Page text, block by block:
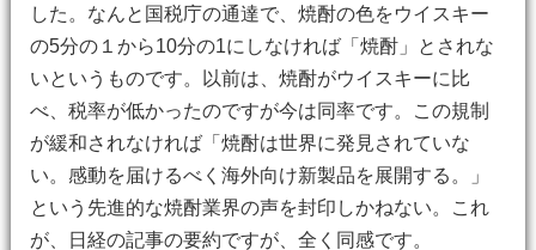
した。なんと国税庁の通達で、焼酎の色をウイスキー
の5分の１から10分の1にしなければ「焼酎」とされな
いというものです。以前は、焼酎がウイスキーに比
べ、税率が低かったのですが今は同率です。この規制
が緩和されなければ「焼酎は世界に発見されていな
い。感動を届けるべく海外向け新製品を展開する。」
という先進的な焼酎業界の声を封印しかねない。これ
が、日経の記事の要約ですが、全く同感です。